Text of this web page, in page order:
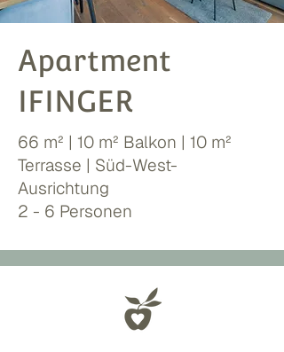
Apartment
IFINGER
66 m² | 10 m² Balkon | 10 m²
Terrasse | Süd-West-
Ausrichtung
2 - 6 Personen